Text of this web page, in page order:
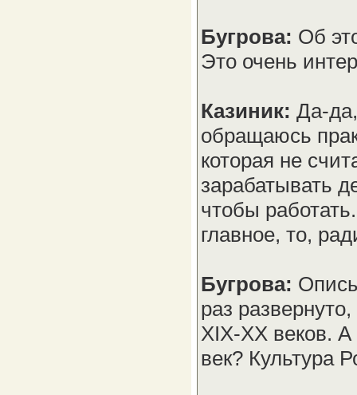
Бугрова: Об
Это очень
Казиник: Да-
обращаюсь
которая не
зарабатывать
чтобы
главное, то,
Бугрова:
раз
XIX-XX веков. А
век? Культура